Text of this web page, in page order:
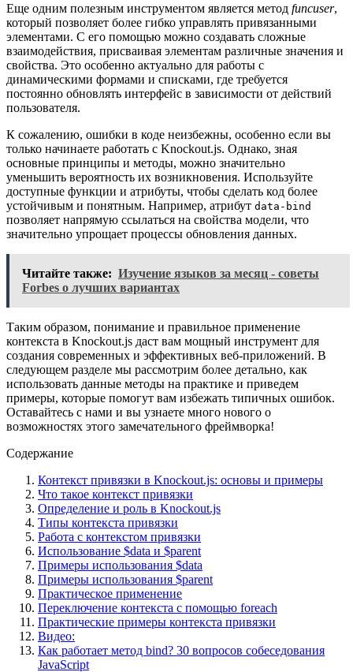
Еще одним полезным инструментом является метод funcuser,
который позволяет более гибко управлять привязанными
элементами. С его помощью можно создавать сложные
взаимодействия, присваивая элементам различные значения и
свойства. Это особенно актуально для работы с
динамическими формами и списками, где требуется
постоянно обновлять интерфейс в зависимости от действий
пользователя.
К сожалению, ошибки в коде неизбежны, особенно если вы
только начинаете работать с Knockout.js. Однако, зная
основные принципы и методы, можно значительно
уменьшить вероятность их возникновения. Используйте
доступные функции и атрибуты, чтобы сделать код более
устойчивым и понятным. Например, атрибут data-bind
позволяет напрямую ссылаться на свойства модели, что
значительно упрощает процессы обновления данных.
Читайте также: Изучение языков за месяц - советы
Forbes о лучших вариантах
Таким образом, понимание и правильное применение
контекста в Knockout.js даст вам мощный инструмент для
создания современных и эффективных веб-приложений. В
следующем разделе мы рассмотрим более детально, как
использовать данные методы на практике и приведем
примеры, которые помогут вам избежать типичных ошибок.
Оставайтесь с нами и вы узнаете много нового о
возможностях этого замечательного фреймворка!
Содержание
Контекст привязки в Knockout.js: основы и примеры
Что такое контекст привязки
Определение и роль в Knockout.js
Типы контекста привязки
Работа с контекстом привязки
Использование $data и $parent
Примеры использования $data
Примеры использования $parent
Практическое применение
Переключение контекста с помощью foreach
Практические примеры контекста привязки
Видео:
Как работает метод bind? 30 вопросов собеседования
JavaScript